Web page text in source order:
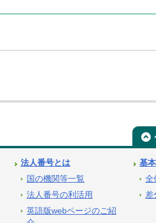
法人番号とは
国の機関等一覧
法人番号の利活用
英語版webページのご紹
基
全
差